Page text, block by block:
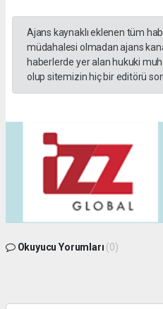
Ajans kaynaklı eklenen tüm
müdahalesi olmadan ajans
haberlerde yer alan hukuki
olup sitemizin hiç bir editörü
Okuyucu Yorumları (0)